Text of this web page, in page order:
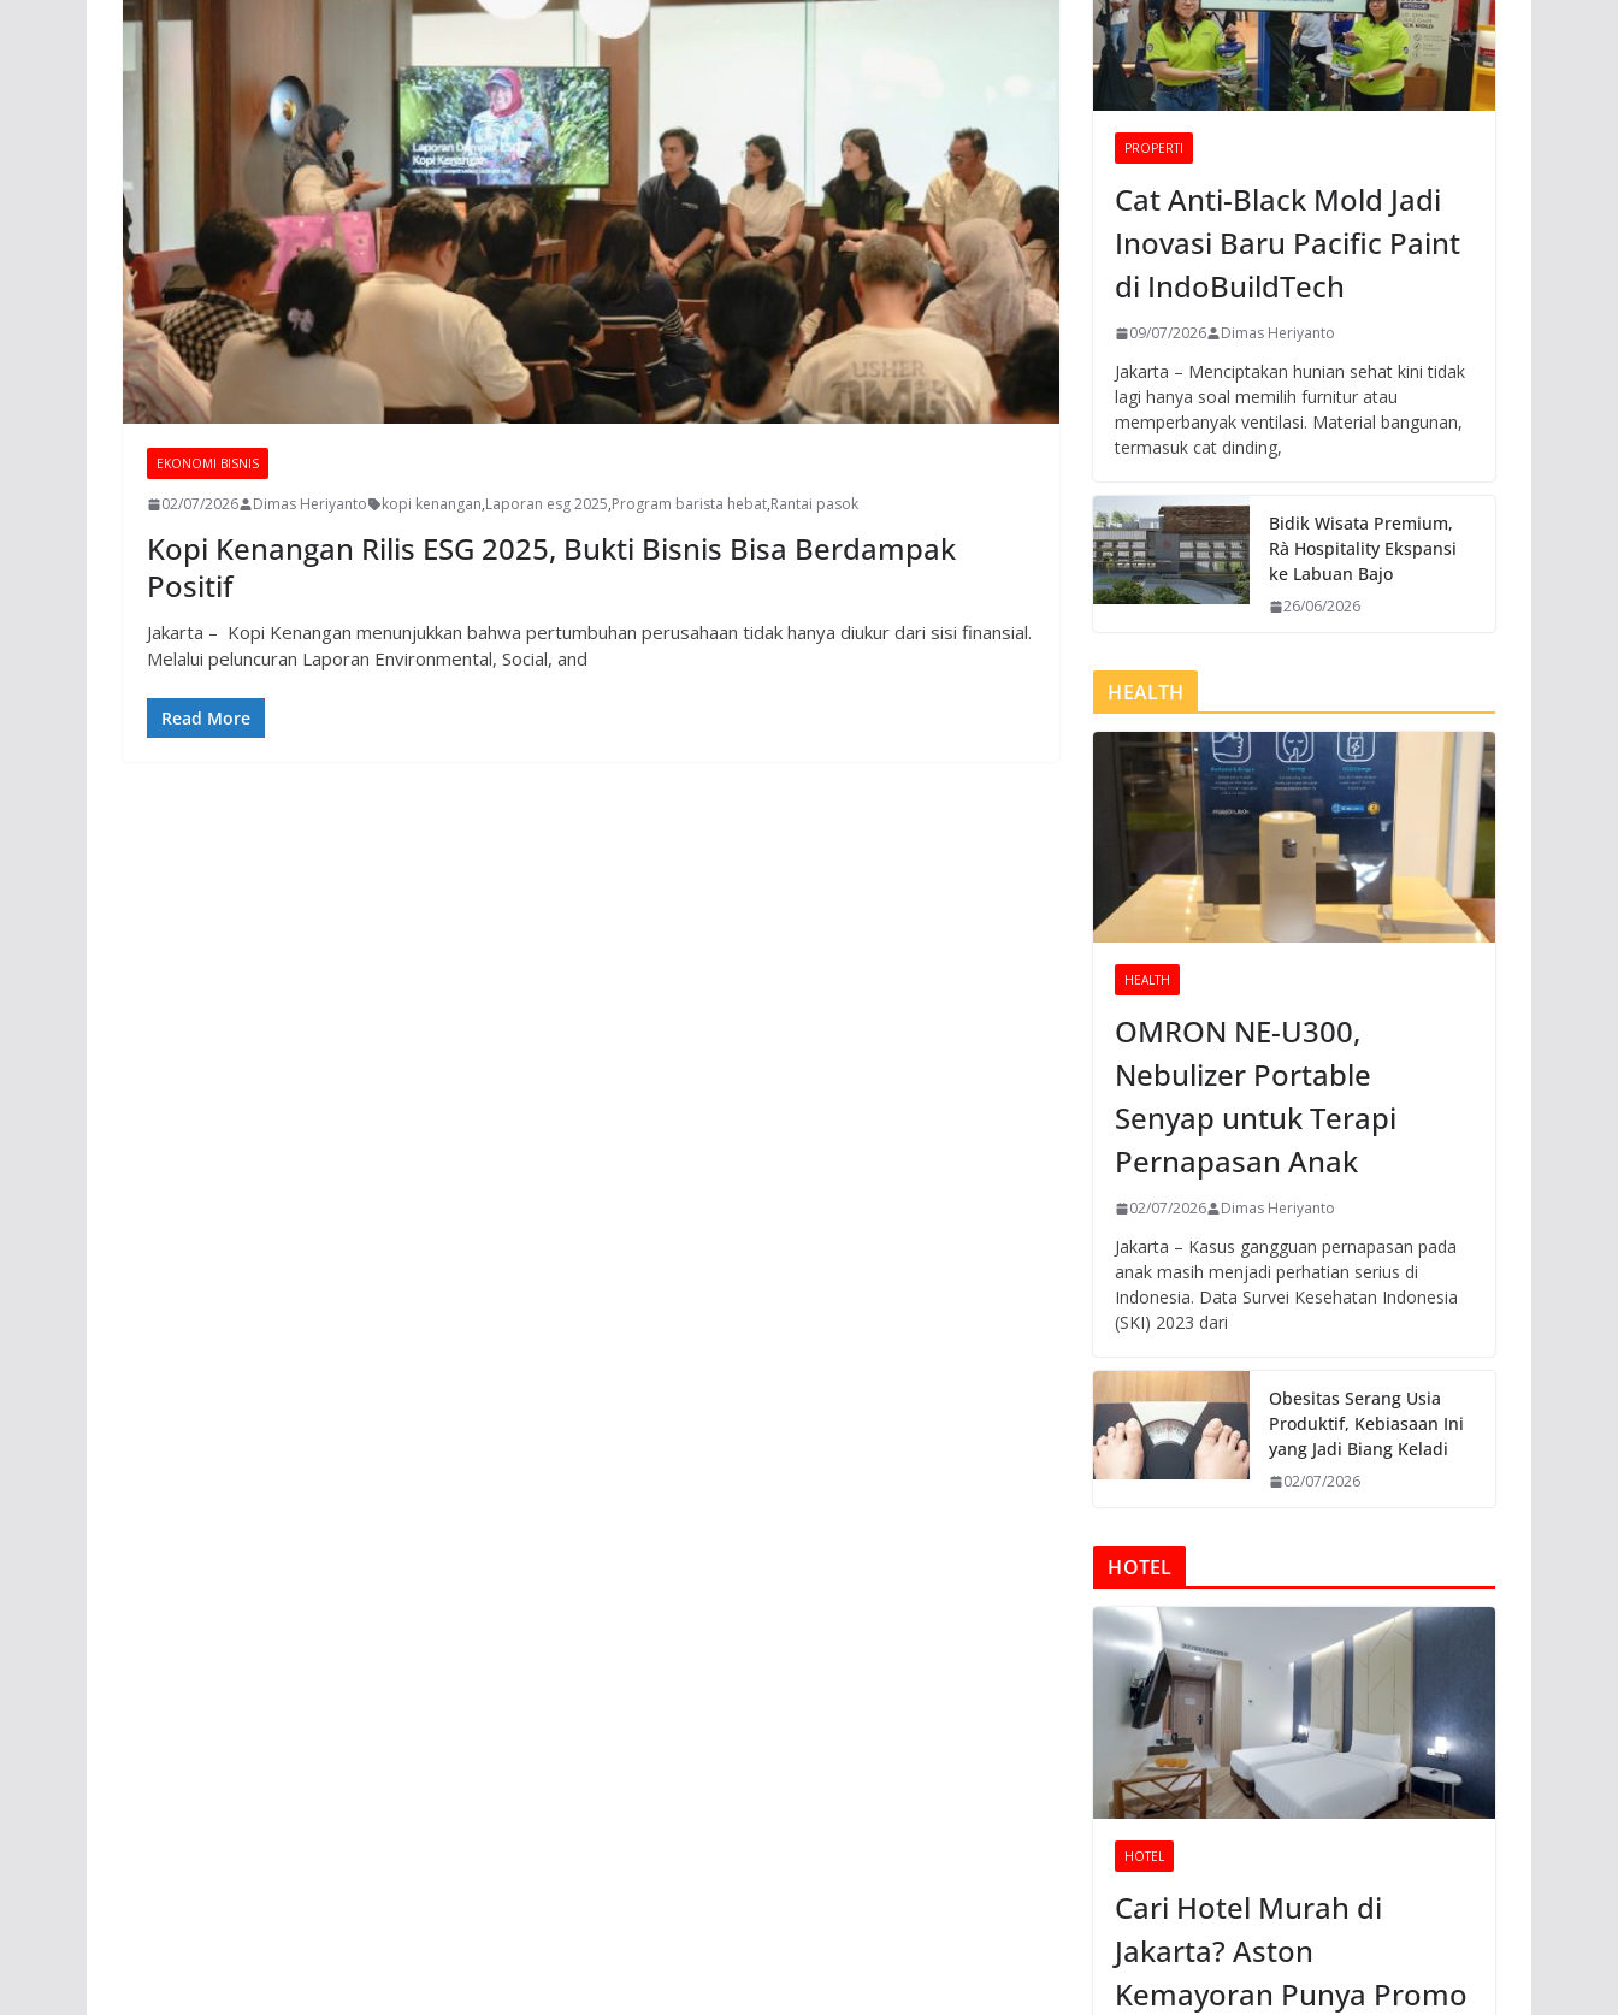
EKONOMI BISNIS
02/07/2026 Dimas Heriyanto kopi kenangan,Laporan esg 2025,Program barista hebat,Rantai pasok
Kopi Kenangan Rilis ESG 2025, Bukti Bisnis Bisa Berdampak
Positif
Jakarta – Kopi Kenangan menunjukkan bahwa pertumbuhan perusahaan tidak hanya diukur dari sisi finansial.
Melalui peluncuran Laporan Environmental, Social, and
Read More
PROPERTI
Cat Anti-Black Mold Jadi
Inovasi Baru Pacific Paint
di IndoBuildTech
09/07/2026 Dimas Heriyanto
Jakarta – Menciptakan hunian sehat kini tidak
lagi hanya soal memilih furnitur atau
memperbanyak ventilasi. Material bangunan,
termasuk cat dinding,
Bidik Wisata Premium,
Rà Hospitality Ekspansi
ke Labuan Bajo
26/06/2026
HEALTH
HEALTH
OMRON NE-U300,
Nebulizer Portable
Senyap untuk Terapi
Pernapasan Anak
02/07/2026 Dimas Heriyanto
Jakarta – Kasus gangguan pernapasan pada
anak masih menjadi perhatian serius di
Indonesia. Data Survei Kesehatan Indonesia
(SKI) 2023 dari
Obesitas Serang Usia
Produktif, Kebiasaan Ini
yang Jadi Biang Keladi
02/07/2026
HOTEL
HOTEL
Cari Hotel Murah di
Jakarta? Aston
Kemayoran Punya Promo